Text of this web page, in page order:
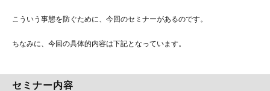
こういう事態を防ぐために、今回のセミナーがあるのです。
ちなみに、今回の具体的内容は下記となっています。
セミナー内容